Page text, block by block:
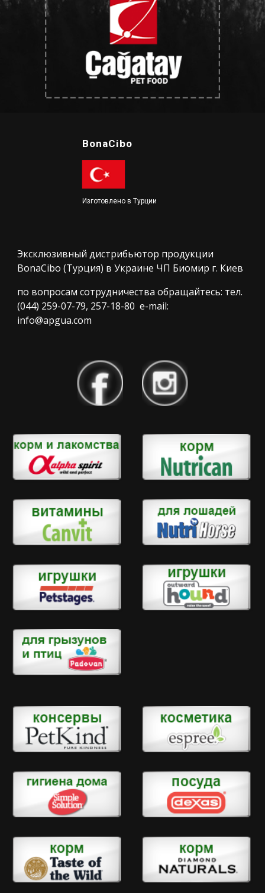
BonaCibo
Изготовлено в Турции
Эксклюзивный дистрибьютор продукции
BonaCibo (Турция) в Украине ЧП Биомир г. Киев
по вопросам сотрудничества обращайтесь: тел.
(044) 259-07-79, 257-18-80 e-mail:
info@apgua.com